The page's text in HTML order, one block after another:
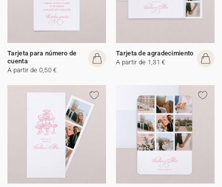
Tarjeta para número de
cuenta
A partir de 0,50 €
Tarjeta de agradecimiento
A partir de 1,31 €